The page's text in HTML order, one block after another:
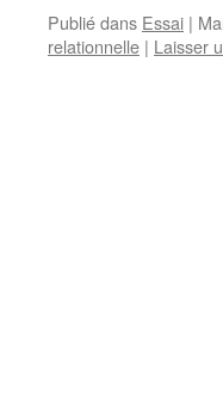
Publié dans Essai |
relationnelle | Laisser